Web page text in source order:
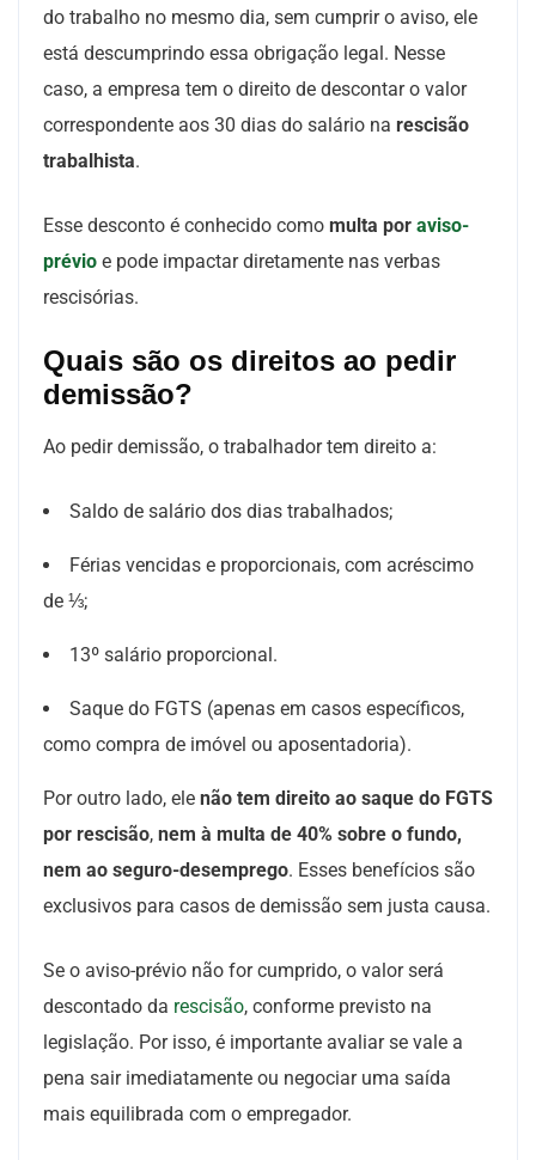
do trabalho no mesmo dia, sem cumprir o aviso, ele
está descumprindo essa obrigação legal. Nesse
caso, a empresa tem o direito de descontar o valor
correspondente aos 30 dias do salário na rescisão
trabalhista.
Esse desconto é conhecido como multa por aviso-
prévio e pode impactar diretamente nas verbas
rescisórias.
Quais são os direitos ao pedir
demissão?
Ao pedir demissão, o trabalhador tem direito a:
Saldo de salário dos dias trabalhados;
Férias vencidas e proporcionais, com acréscimo
de ⅓;
13º salário proporcional.
Saque do FGTS (apenas em casos específicos,
como compra de imóvel ou aposentadoria).
Por outro lado, ele não tem direito ao saque do FGTS
por rescisão, nem à multa de 40% sobre o fundo,
nem ao seguro-desemprego. Esses benefícios são
exclusivos para casos de demissão sem justa causa.
Se o aviso-prévio não for cumprido, o valor será
descontado da rescisão, conforme previsto na
legislação. Por isso, é importante avaliar se vale a
pena sair imediatamente ou negociar uma saída
mais equilibrada com o empregador.